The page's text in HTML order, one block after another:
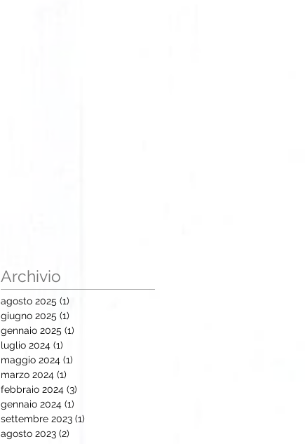
Archivio
agosto 2025 (1)
giugno 2025 (1)
gennaio 2025 (1)
luglio 2024 (1)
maggio 2024 (1)
marzo 2024 (1)
febbraio 2024 (3)
gennaio 2024 (1)
settembre 2023 (1)
agosto 2023 (2)